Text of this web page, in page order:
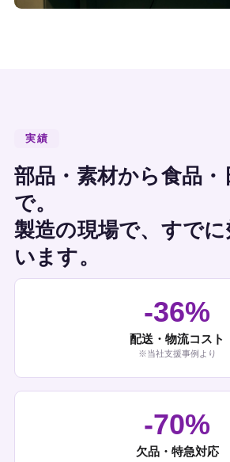
実績
部品・素材から食品・
で。
製造の現場で、すで
います。
-36%
配送・物流コスト
※当社支援事例より
-70%
欠品・特急対応